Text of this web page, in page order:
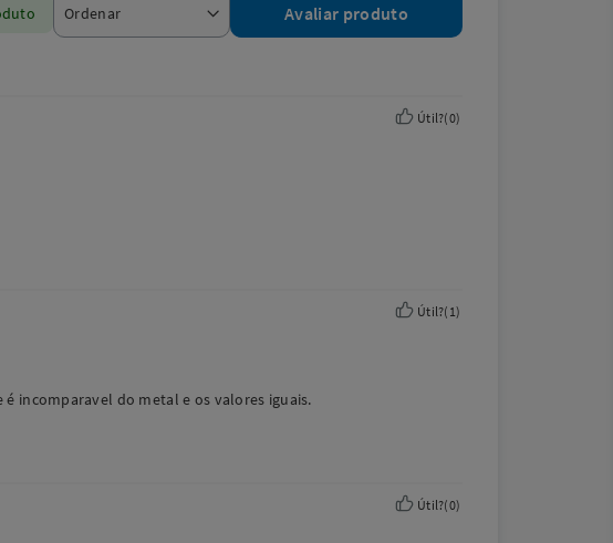
Avaliar produto
Útil?(0)
incomparavel do metal e os valores iguais.
Útil?( 1)
Útil?(0)